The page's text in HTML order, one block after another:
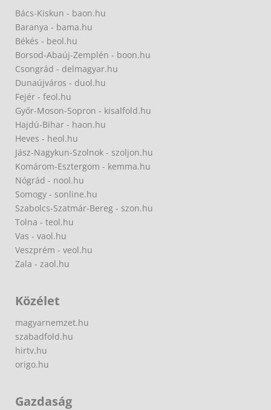
Bács-Kiskun - baon.hu
Baranya - bama.hu
Békés - beol.hu
Borsod-Abaúj-Zemplén - boon.hu
Csongrád - delmagyar.hu
Dunaújváros - duol.hu
Fejér - feol.hu
Győr-Moson-Sopron - kisalfold.hu
Hajdú-Bihar - haon.hu
Heves - heol.hu
Jász-Nagykun-Szolnok - szoljon.hu
Komárom-Esztergom - kemma.hu
Nógrád - nool.hu
Somogy - sonline.hu
Szabolcs-Szatmár-Bereg - szon.hu
Tolna - teol.hu
Vas - vaol.hu
Veszprém - veol.hu
Zala - zaol.hu
Közélet
magyarnemzet.hu
szabadfold.hu
hirtv.hu
origo.hu
Gazdaság